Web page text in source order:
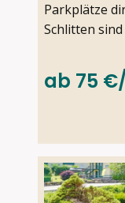
Parkplätze
Schlitten
ab 75